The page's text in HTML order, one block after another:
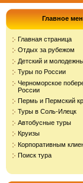
Главное
Главная страница
Отдых за рубежом
Детский и
Туры по России
Черноморское
России
Пермь и Пермский
Туры в Соль-Илецк
Автобусные туры
Круизы
Корпоративным
Поиск тура